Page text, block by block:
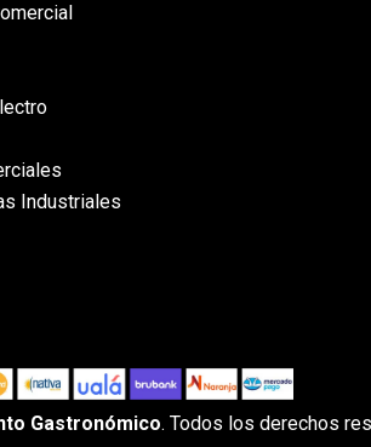
Industriales
Gastronómico. Todos los derechos